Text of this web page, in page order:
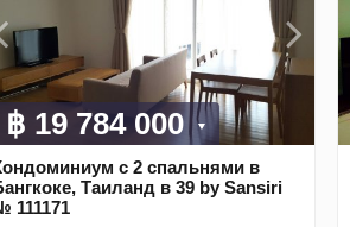
฿ 19 784 000
с 2 спальнями в
Таиланд в 39 by Sansiri
111171